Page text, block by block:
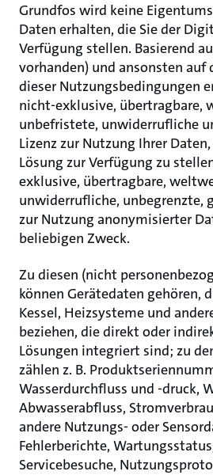
Grundfos wird keine
Daten erhalten, die Sie der
Verfügung stellen. Basierend
vorhanden) und ansonsten auf
dieser Nutzungsbedingungen
nicht-exklusive, übertragbare,
unbefristete, unwiderrufliche
Lizenz zur Nutzung Ihrer
Lösung zur Verfügung zu
exklusive, übertragbare,
unwiderrufliche, unbegrenzte,
zur Nutzung anonymisierter
beliebigen Zweck.
Zu diesen (nicht
können Gerätedaten gehören,
Kessel, Heizsysteme und
beziehen, die direkt oder
Lösungen integriert sind; zu
zählen z. B.
Wasserdurchfluss und -druck,
Abwasserabfluss,
andere Nutzungs- oder
Fehlerberichte,
Servicebesuche,